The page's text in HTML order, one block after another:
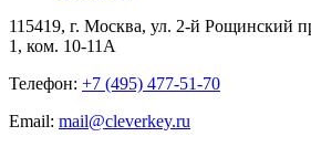
115419, г. Москва, ул. 2-й Рощинский
1, ком. 10-11А
Телефон: +7 (495) 477-51-70
Email: mail@cleverkey.ru